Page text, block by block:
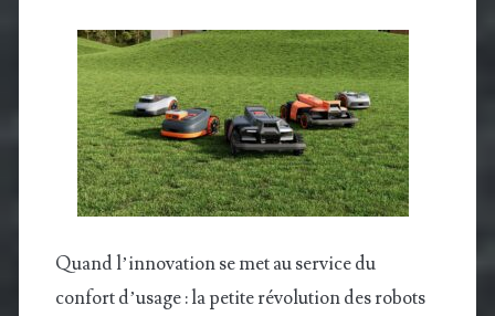
Quand l’innovation se met au service du
confort d’usage : la petite révolution des robots